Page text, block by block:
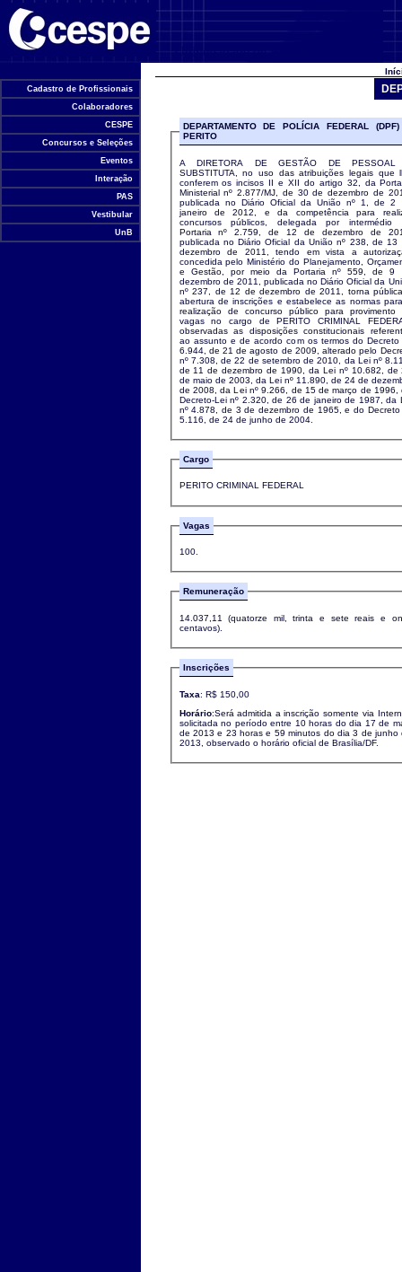
Cadastro de Profissionais
Colaboradores
CESPE
Concursos e Seleções
Eventos
Interação
PAS
Vestibular
UnB
DEPARTAMENTO DE POLÍCIA FEDERAL
PERITO
A DIRETORA DE GESTÃO DE
SUBSTITUTA, no uso das atribuições legais que
conferem os incisos II e XII do artigo 32, da
Ministerial nº 2.877/MJ, de 30 de dezembro de
publicada no Diário Oficial da União nº 1, de 2
janeiro de 2012, e da competência para
concursos públicos, delegada por intermédio
Portaria nº 2.759, de 12 de dezembro de
publicada no Diário Oficial da União nº 238, de 13
dezembro de 2011, tendo em vista a
concedida pelo Ministério do Planejamento,
e Gestão, por meio da Portaria nº 559, de 9
dezembro de 2011, publicada no Diário Oficial da
nº 237, de 12 de dezembro de 2011, torna
abertura de inscrições e estabelece as normas
realização de concurso público para provimento
vagas no cargo de PERITO CRIMINAL
observadas as disposições constitucionais
ao assunto e de acordo com os termos do Decreto
6.944, de 21 de agosto de 2009, alterado pelo
nº 7.308, de 22 de setembro de 2010, da Lei nº
de 11 de dezembro de 1990, da Lei nº 10.682, de
de maio de 2003, da Lei nº 11.890, de 24 de
de 2008, da Lei nº 9.266, de 15 de março de 1996,
Decreto-Lei nº 2.320, de 26 de janeiro de 1987, da
nº 4.878, de 3 de dezembro de 1965, e do Decreto
5.116, de 24 de junho de 2004.
Cargo
PERITO CRIMINAL FEDERAL
Vagas
100.
Remuneração
14.037,11 (quatorze mil, trinta e sete reais e
centavos).
Inscrições
Taxa: R$ 150,00
Horário:Será admitida a inscrição somente via
solicitada no período entre 10 horas do dia 17 de
de 2013 e 23 horas e 59 minutos do dia 3 de junho
2013, observado o horário oficial de Brasília/DF.